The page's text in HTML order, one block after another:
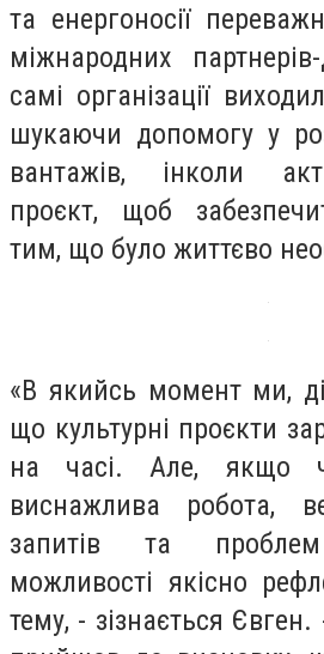
та енергоносії
міжнародних
самі організації
шукаючи допомогу у
вантажів, інколи
проєкт, щоб
тим, що було життєво
«В якийсь момент ми,
що культурні проєкти
на часі. Але, якщо
виснажлива робота,
запитів та
можливості якісно
тему, - зізнається